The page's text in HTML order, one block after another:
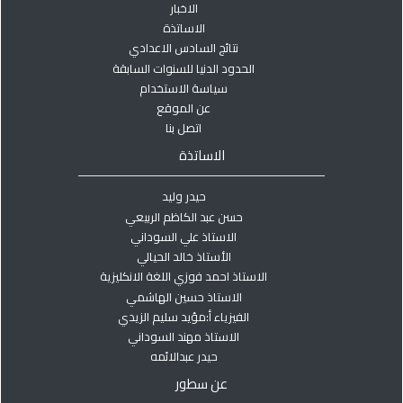
الاخبار
الاساتذة
نتائج السادس الاعدادي
الحدود الدنيا للسنوات السابقة
سياسة الاستخدام
عن الموقع
اتصل بنا
الاساتذة
حيدر وليد
حسن عبد الكاظم الربيعي
الاستاذ علي السوداني
الأستاذ خالد الحيالي
الاستاذ احمد فوزي اللغة الانكليزية
الاستاذ حسين الهاشمي
الفيزياء أ:مؤيد سليم الزيدي
الاستاذ مهند السوداني
حيدر عبدالائمه
عن سطور